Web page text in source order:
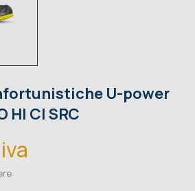
U-power
HI CI SRC